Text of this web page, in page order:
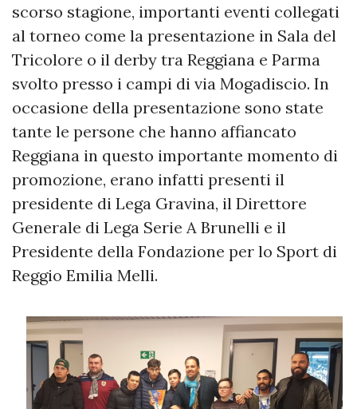
scorso stagione, importanti eventi collegati
al torneo come la presentazione in Sala del
Tricolore o il derby tra Reggiana e Parma
svolto presso i campi di via Mogadiscio. In
occasione della presentazione sono state
tante le persone che hanno affiancato
Reggiana in questo importante momento di
promozione, erano infatti presenti il
presidente di Lega Gravina, il Direttore
Generale di Lega Serie A Brunelli e il
Presidente della Fondazione per lo Sport di
Reggio Emilia Melli.